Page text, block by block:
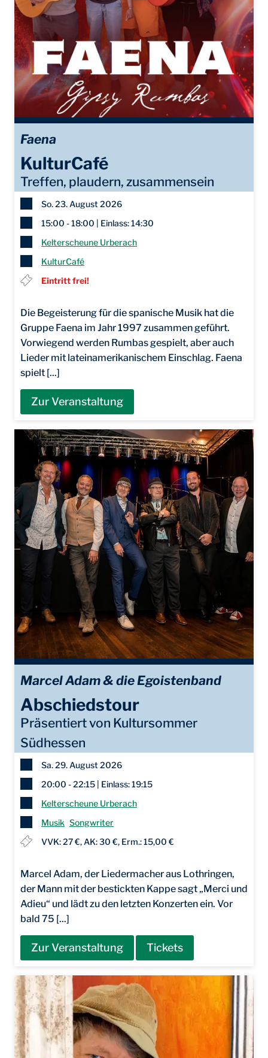
Faena
KulturCafé
Treffen, plaudern, zusammensein
So. 23. August 2026
15:00 - 18:00 | Einlass: 14:30
Kelterscheune Urberach
KulturCafé
Eintritt frei!
Die Begeisterung für die spanische Musik hat die
Gruppe Faena im Jahr 1997 zusammen geführt.
Vorwiegend werden Rumbas gespielt, aber auch
Lieder mit lateinamerikanischem Einschlag. Faena
spielt [...]
Zur Veranstaltung
Marcel Adam & die Egoistenband
Abschiedstour
Präsentiert von Kultursommer
Südhessen
Sa. 29. August 2026
20:00 - 22:15 | Einlass: 19:15
Kelterscheune Urberach
Musik Songwriter
VVK: 27 €, AK: 30 €, Erm.: 15,00 €
Marcel Adam, der Liedermacher aus Lothringen,
der Mann mit der bestickten Kappe sagt „Merci und
Adieu“ und lädt zu den letzten Konzerten ein. Vor
bald 75 [...]
Zur Veranstaltung Tickets